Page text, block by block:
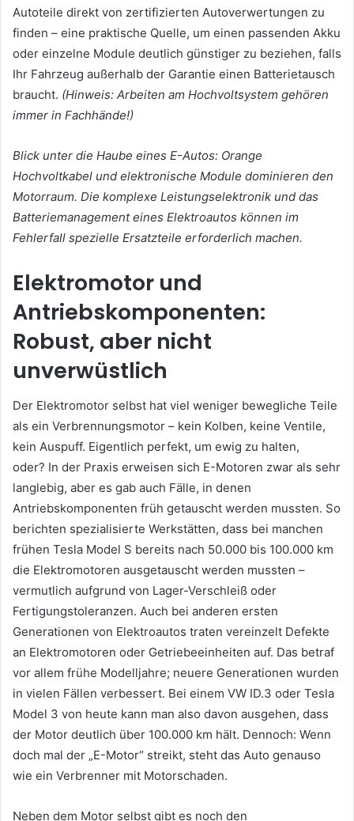
Autoteile direkt von zertifizierten Autoverwertungen zu
finden – eine praktische Quelle, um einen passenden Akku
oder einzelne Module deutlich günstiger zu beziehen, falls
Ihr Fahrzeug außerhalb der Garantie einen Batterietausch
braucht. (Hinweis: Arbeiten am Hochvoltsystem gehören
immer in Fachhände!)
Blick unter die Haube eines E-Autos: Orange
Hochvoltkabel und elektronische Module dominieren den
Motorraum. Die komplexe Leistungselektronik und das
Batteriemanagementeines Elektroautos können im
Fehlerfall spezielle Ersatzteile erforderlich machen.
Elektromotor und
Antriebskomponenten:
Robust, aber nicht
unverwüstlich
Der Elektromotor selbst hat viel weniger bewegliche Teile
als ein Verbrennungsmotor – kein Kolben, keine Ventile,
kein Auspuff. Eigentlich perfekt, um ewig zu halten,
oder? In der Praxis erweisen sich E-Motoren zwar als sehr
langlebig, aber es gab auch Fälle, in denen
Antriebskomponenten früh getauscht werden mussten. So
berichten spezialisierte Werkstätten, dass bei manchen
frühen Tesla Model S bereits nach 50.000 bis 100.000 km
die Elektromotoren ausgetauscht werden mussten –
vermutlich aufgrund von Lager-Verschleiß oder
Fertigungstoleranzen. Auch bei anderen ersten
Generationen von Elektroautos traten vereinzelt Defekte
an Elektromotoren oder Getriebeeinheiten auf. Das betraf
vor allem frühe Modelljahre; neuere Generationen wurden
in vielen Fällen verbessert. Bei einem VW ID.3 oder Tesla
Model 3 von heute kann man also davon ausgehen, dass
der Motor deutlich über 100.000 km hält. Dennoch: Wenn
doch mal der „E-Motor“ streikt, steht das Auto genauso
wie ein Verbrenner mit Motorschaden.
Neben dem Motor selbst gibt es noch den